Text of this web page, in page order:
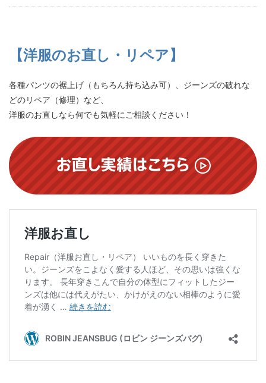
【洋服のお直し・リペア】
各種パンツの裾上げ（もちろん持ち込み可）、ジーンズの破れな
どのリペア（修理）など、
洋服のお直しなら何でも気軽にご相談ください！